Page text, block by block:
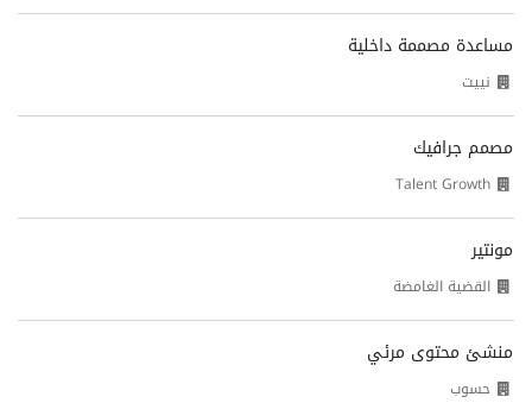
مساعدة مصممة داخلية
نييت
مصمم جرافيك
Talent Growth
مونتير
القضية الغامضة
منشئ محتوى مرئي
حسوب